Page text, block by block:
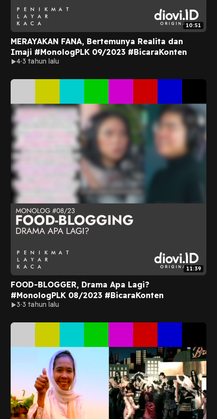
10:51
MERAYAKAN FANA, Bertemunya Realita dan
Imaji #MonologPLK 09/2023 #BicaraKonten
4 3 tahun lalu
11:39
FOOD-BLOGGER, Drama Apa Lagi?
#MonologPLK 08/2023 #BicaraKonten
3 3 tahun lalu